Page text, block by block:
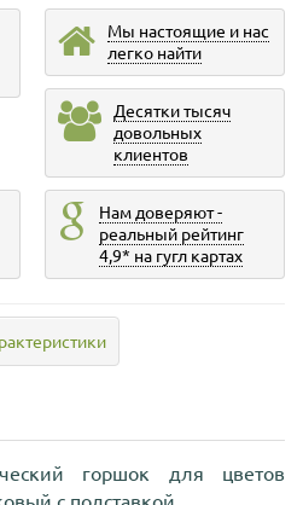
Мы настоящие и нас
легко найти
Десятки тысяч
довольных
клиентов
Нам доверяют -
реальный рейтинг
4,9* на гугл картах
горшок для цветов
с подставкой.